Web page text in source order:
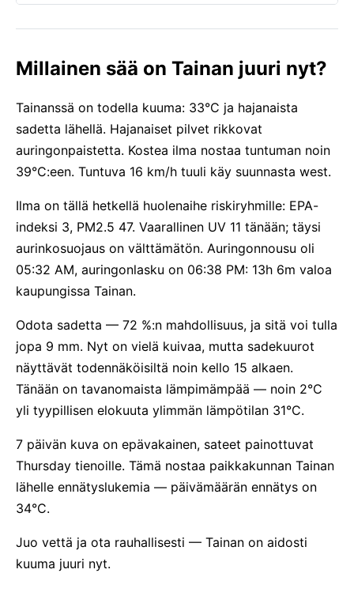
Millainen sää on Tainan juuri nyt?
Tainanssä on todella kuuma: 33°C ja hajanaista
sadetta lähellä. Hajanaiset pilvet rikkovat
auringonpaistetta. Kostea ilma nostaa tuntuman noin
39°C:een. Tuntuva 16 km/h tuuli käy suunnasta west.
Ilma on tällä hetkellä huolenaihe riskiryhmille: EPA-
indeksi 3, PM2.5 47. Vaarallinen UV 11 tänään; täysi
aurinkosuojaus on välttämätön. Auringonnousu oli
05:32 AM, auringonlasku on 06:38 PM: 13h 6m valoa
kaupungissa Tainan.
Odota sadetta — 72 %:n mahdollisuus, ja sitä voi tulla
jopa 9 mm. Nyt on vielä kuivaa, mutta sadekuurot
näyttävät todennäköisiltä noin kello 15 alkaen.
Tänään on tavanomaista lämpimämpää — noin 2°C
yli tyypillisen elokuuta ylimmän lämpötilan 31°C.
7 päivän kuva on epävakainen, sateet painottuvat
Thursday tienoille. Tämä nostaa paikkakunnan Tainan
lähelle ennätyslukemia — päivämäärän ennätys on
34°C.
Juo vettä ja ota rauhallisesti — Tainan on aidosti
kuuma juuri nyt.